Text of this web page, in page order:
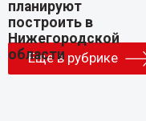
Еще в рубрике